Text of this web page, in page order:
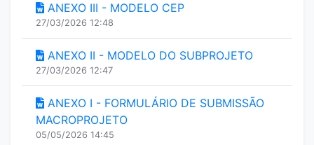
ANEXO III - MODELO CEP
27/03/2026 12:48
ANEXO II - MODELO DO SUBPROJETO
27/03/2026 12:47
ANEXO I - FORMULÁRIO DE SUBMISSÃO
MACROPROJETO
05/05/2026 14:45